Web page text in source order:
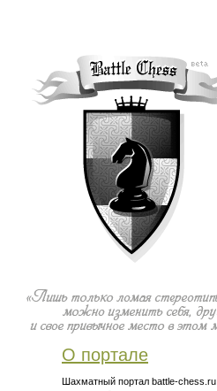
О портале
Шахматный портал battle-chess.ru